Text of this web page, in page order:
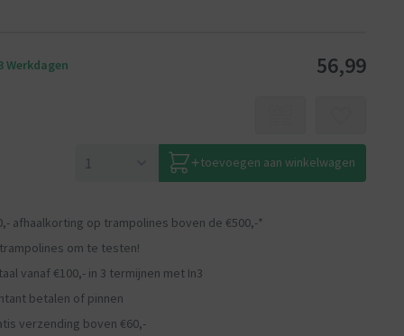
Werkdagen 56,99
toevoegen aan winkelwagen
afhaalkorting op trampolines boven de €500,-*
om te testen!
vanaf €100,- in 3 termijnen met In3
betalen of pinnen
verzending boven €60,-